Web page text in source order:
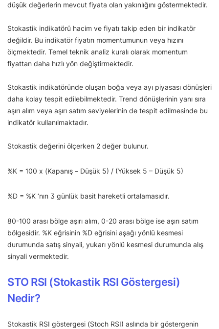
düşük değerlerin mevcut fiyata olan yakınlığını göstermektedir.
Stokastik indikatörü hacim ve fiyatı takip eden bir indikatör
değildir. Bu indikatör fiyatın momentumunun veya hızını
ölçmektedir. Temel teknik analiz kuralı olarak momentum
fiyattan daha hızlı yön değiştirmektedir.
Stokastik indikatöründe oluşan boğa veya ayı piyasası dönüşleri
daha kolay tespit edilebilmektedir. Trend dönüşlerinin yanı sıra
aşırı alım veya aşırı satım seviyelerinin de tespit edilmesinde bu
indikatör kullanılmaktadır.
Stokastik değerini ölçerken 2 değer bulunur.
%K = 100 x (Kapanış – Düşük 5) / (Yüksek 5 – Düşük 5)
%D = %K ‘nın 3 günlük basit hareketli ortalamasıdır.
80-100 arası bölge aşırı alım, 0-20 arası bölge ise aşırı satım
bölgesidir. %K eğrisinin %D eğrisini aşağı yönlü kesmesi
durumunda satış sinyali, yukarı yönlü kesmesi durumunda alış
sinyali vermektedir.
STO RSI (Stokastik RSI Göstergesi)
Nedir?
Stokastik RSI göstergesi (Stoch RSI) aslında bir göstergenin